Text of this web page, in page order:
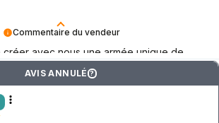
Commentaire du vendeur
créer avec nous une armée unique de
AVIS ANNULÉ ?